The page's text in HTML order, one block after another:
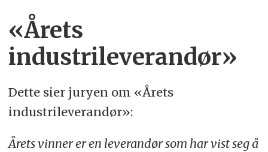
«Årets
industrileverandør»
Dette sier juryen om «Årets
industrileverandør»:
Årets vinner er en leverandør som har vist seg å